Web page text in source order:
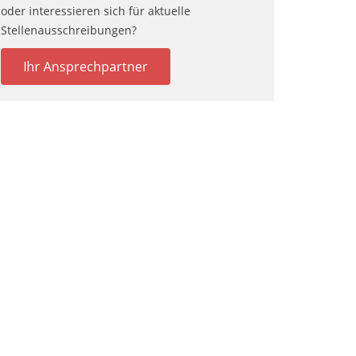
oder interessieren sich für aktuelle
Stellenausschreibungen?
Ihr Ansprechpartner